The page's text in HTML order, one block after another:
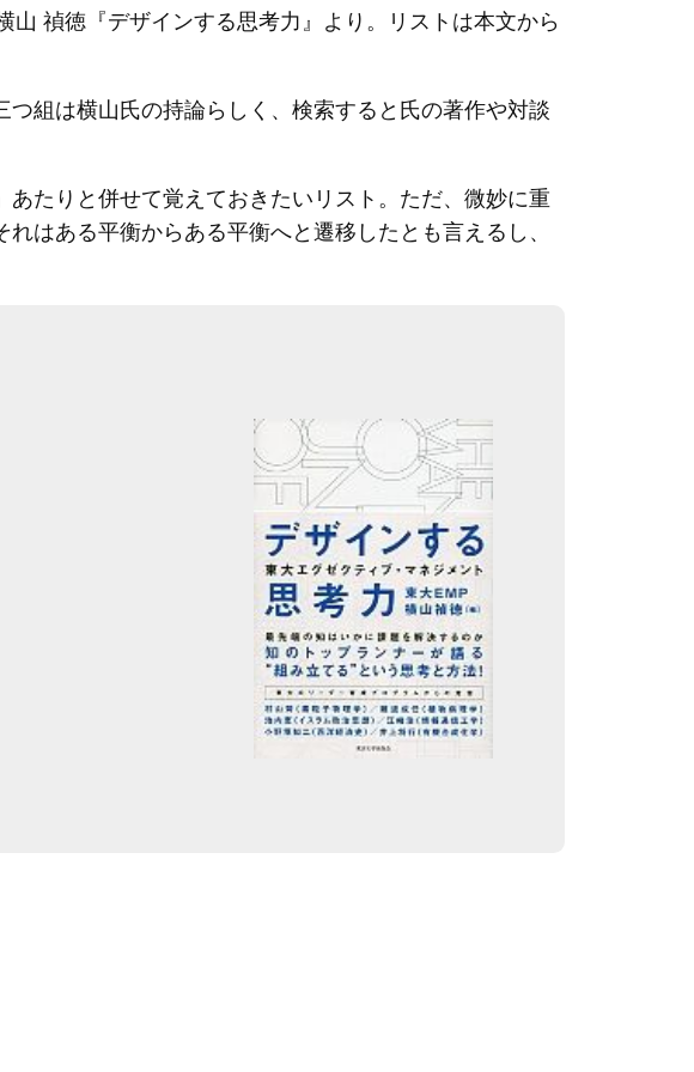
禎徳『デザインする思考力』より。リストは本文から
組は横山氏の持論らしく、検索すると氏の著作や対談
あたりと併せて覚えておきたいリスト。ただ、微妙に重
はある平衡からある平衡へと遷移したとも言えるし、